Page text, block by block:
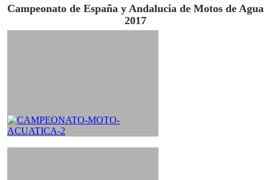
Campeonato de España y Andalucia de Motos de Agua
2017